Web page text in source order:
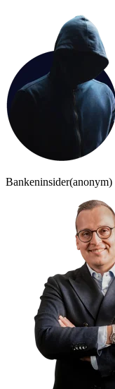
Bankeninsider(anonym)